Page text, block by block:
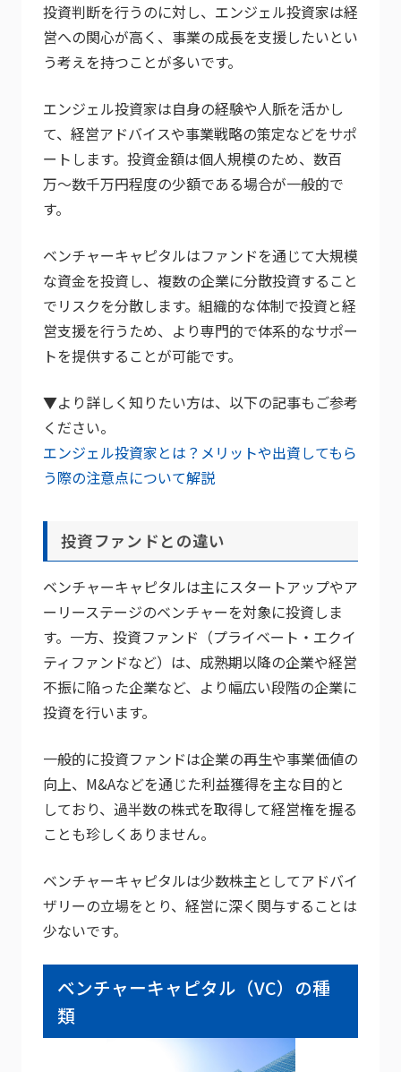
投資判断を行うのに対し、エンジェル投資家は経
営への関心が高く、事業の成長を支援したいとい
う考えを持つことが多いです。
エンジェル投資家は自身の経験や人脈を活かし
て、経営アドバイスや事業戦略の策定などをサポ
ートします。投資金額は個人規模のため、数百
万〜数千万円程度の少額である場合が一般的で
す。
ベンチャーキャピタルはファンドを通じて大規模
な資金を投資し、複数の企業に分散投資すること
でリスクを分散します。組織的な体制で投資と経
営支援を行うため、より専門的で体系的なサポー
トを提供することが可能です。
▼より詳しく知りたい方は、以下の記事もご参考
ください。
エンジェル投資家とは？メリットや出資してもら
う際の注意点について解説
投資ファンドとの違い
ベンチャーキャピタルは主にスタートアップやア
ーリーステージのベンチャーを対象に投資しま
す。一方、投資ファンド（プライベート・エクイ
ティファンドなど）は、成熟期以降の企業や経営
不振に陥った企業など、より幅広い段階の企業に
投資を行います。
一般的に投資ファンドは企業の再生や事業価値の
向上、M&Aなどを通じた利益獲得を主な目的と
しており、過半数の株式を取得して経営権を握る
ことも珍しくありません。
ベンチャーキャピタルは少数株主としてアドバイ
ザリーの立場をとり、経営に深く関与することは
少ないです。
ベンチャーキャピタル（VC）の種
類